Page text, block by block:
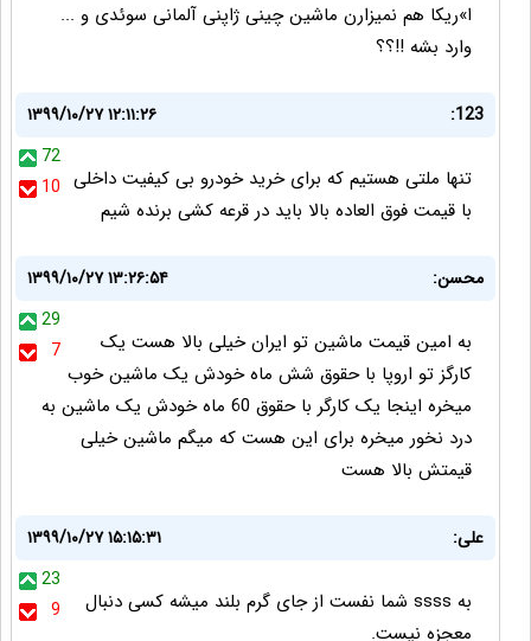
ا»ریکا هم نمیزارن ماشین چینی ژاپنی آلمانی سوئدی و ...
وارد بشه !!؟؟
123:
۱۳۹۹/۱۰/۲۷ ۱۲:۱۱:۲۶
72
10 تنها ملتی هستیم که برای خرید خودرو بی کیفیت داخلی
با قیمت فوق العاده بالا باید در قرعه کشی برنده شیم
محسن:
۱۳۹۹/۱۰/۲۷ ۱۳:۲۶:۵۴
29
7
به امین قیمت ماشین تو ایران خیلی بالا هست یک
کارگز تو اروپا با حقوق شش ماه خودش یک ماشین خوب
میخره اینجا یک کارگر با حقوق 60 ماه خودش یک ماشین به
درد نخور میخره برای این هست که میگم ماشین خیلی
قیمتش بالا هست
علی:
۱۳۹۹/۱۰/۲۷ ۱۵:۱۵:۳۱
23
9
به ssss شما نفست از جای گرم بلند میشه کسی دنبال
معجزه نیست.